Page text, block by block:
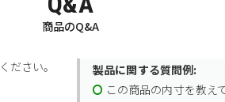
商品のQ&A
ださい。
製品に関する質問例:
この商品の内寸を教え